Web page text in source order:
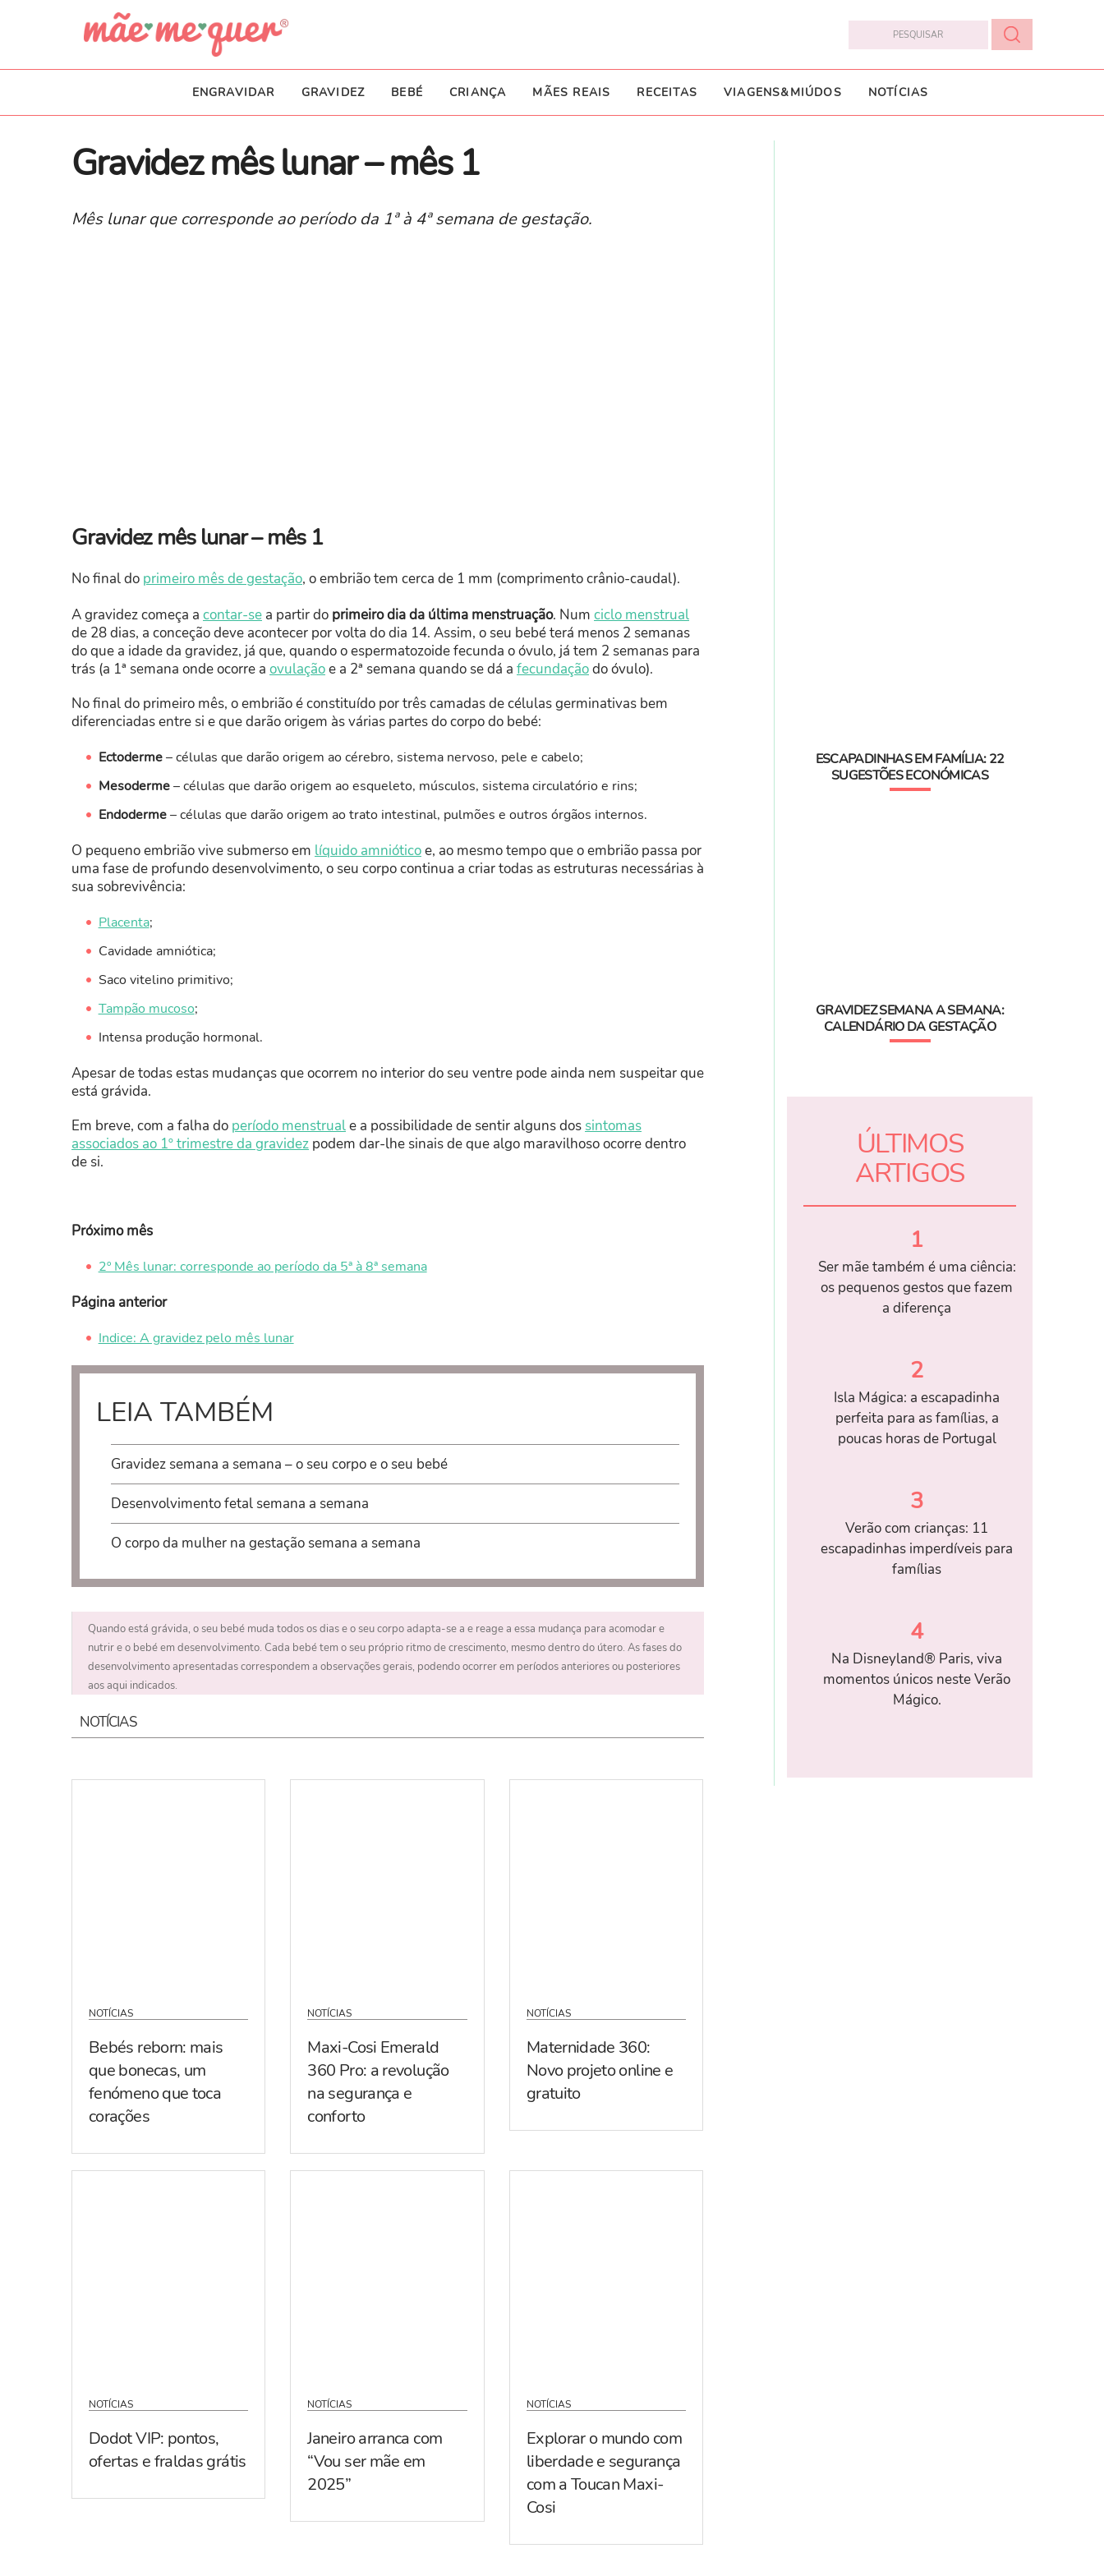
ENGRAVIDAR GRAVIDEZ BEBÉ CRIANÇA MÃES REAIS RECEITAS VIAGENS&MIÚDOS NOTÍCIAS
Gravidez mês lunar – mês 1
Mês lunar que corresponde ao período da 1ª à 4ª semana de gestação.
Gravidez mês lunar – mês 1
No final do primeiro mês de gestação, o embrião tem cerca de 1 mm (comprimento crânio-caudal).
A gravidez começa a contar-se a partir do primeiro dia da última menstruação. Num ciclo menstrual
de 28 dias, a conceção deve acontecer por volta do dia 14. Assim, o seu bebé terá menos 2 semanas
do que a idade da gravidez, já que, quando o espermatozoide fecunda o óvulo, já tem 2 semanas para
trás (a 1ª semana onde ocorre a ovulaçãoe a 2ª semana quando se dá a fecundaçãodo óvulo).
No final do primeiro mês, o embrião é constituído por três camadas de células germinativas bem
diferenciadas entre si e que darão origem às várias partes do corpo do bebé:
Ectoderme– células que darão origem ao cérebro, sistema nervoso, pele e cabelo;
Mesoderme– células que darão origem ao esqueleto, músculos, sistema circulatório e rins;
Endoderme– células que darão origem ao trato intestinal, pulmões e outros órgãos internos.
O pequeno embrião vive submerso em líquido amnióticoe, ao mesmo tempo que o embrião passa por
uma fase de profundo desenvolvimento, o seu corpo continua a criar todas as estruturas necessárias à
sua sobrevivência:
Placenta;
Cavidade amniótica;
Saco vitelino primitivo;
Tampão mucoso;
Intensa produção hormonal.
Apesar de todas estas mudanças que ocorrem no interior do seu ventre pode ainda nem suspeitar que
está grávida.
Em breve, com a falha do período menstruale a possibilidade de sentir alguns dos sintomas
associados ao 1º trimestre da gravidez podem dar-lhe sinais de que algo maravilhoso ocorre dentro
de si.
Próximo mês
2º Mês lunar: corresponde ao período da 5ª à 8ª semana
Página anterior
Indice: A gravidez pelo mês lunar
LEIA TAMBÉM
Gravidez semana a semana – o seu corpo e o seu bebé
Desenvolvimento fetal semana a semana
O corpo da mulher na gestação semana a semana
Quando está grávida, o seu bebé muda todos os dias e o seu corpo adapta-se a e reage a essa mudança para acomodar e
nutrir e o bebé em desenvolvimento. Cada bebé tem o seu próprio ritmo de crescimento, mesmo dentro do útero. As fases do
desenvolvimento apresentadas correspondem a observações gerais, podendo ocorrer em períodos anteriores ou posteriores
aos aqui indicados.
NOTÍCIAS
NOTÍCIAS
Bebés reborn: mais
que bonecas, um
fenómeno que toca
corações
NOTÍCIAS
Maxi-Cosi Emerald
360 Pro: a revolução
na segurança e
conforto
NOTÍCIAS
Maternidade 360:
Novo projeto online e
gratuito
NOTÍCIAS
Dodot VIP: pontos,
ofertas e fraldas grátis
NOTÍCIAS
Janeiro arranca com
“Vou ser mãe em
2025”
NOTÍCIAS
Explorar o mundo com
liberdade e segurança
com a Toucan Maxi-
Cosi
ESCAPADINHAS EM FAMÍLIA: 22
SUGESTÕES ECONÓMICAS
GRAVIDEZ SEMANA A SEMANA:
CALENDÁRIO DA GESTAÇÃO
ÚLTIMOS
ARTIGOS
1
Ser mãe também é uma ciência:
os pequenos gestos que fazem
a diferença
2
Isla Mágica: a escapadinha
perfeita para as famílias, a
poucas horas de Portugal
3
Verão com crianças: 11
escapadinhas imperdíveis para
famílias
4
Na Disneyland® Paris, viva
momentos únicos neste Verão
Mágico.